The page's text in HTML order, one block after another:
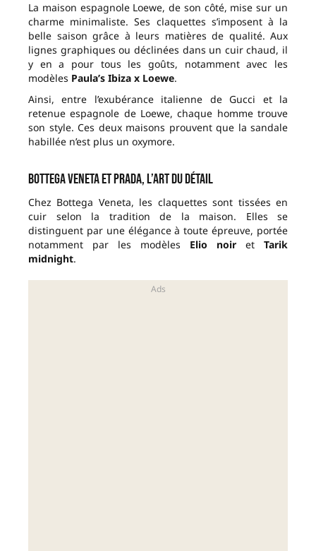
La maison espagnole Loewe, de son côté, mise sur un
charme minimaliste. Ses claquettes s’imposent à la
belle saison grâce à leurs matières de qualité. Aux
lignes graphiques ou déclinées dans un cuir chaud, il
y en a pour tous les goûts, notamment avec les
modèles Paula’s Ibiza x Loewe.
Ainsi, entre l’exubérance italienne de Gucci et la
retenue espagnole de Loewe, chaque homme trouve
son style. Ces deux maisons prouvent que la sandale
habillée n’est plus un oxymore.
Bottega Veneta et Prada, l’art du détail
Chez Bottega Veneta, les claquettes sont tissées en
cuir selon la tradition de la maison. Elles se
distinguent par une élégance à toute épreuve, portée
notamment par les modèles Elio noir et Tarik
midnight.